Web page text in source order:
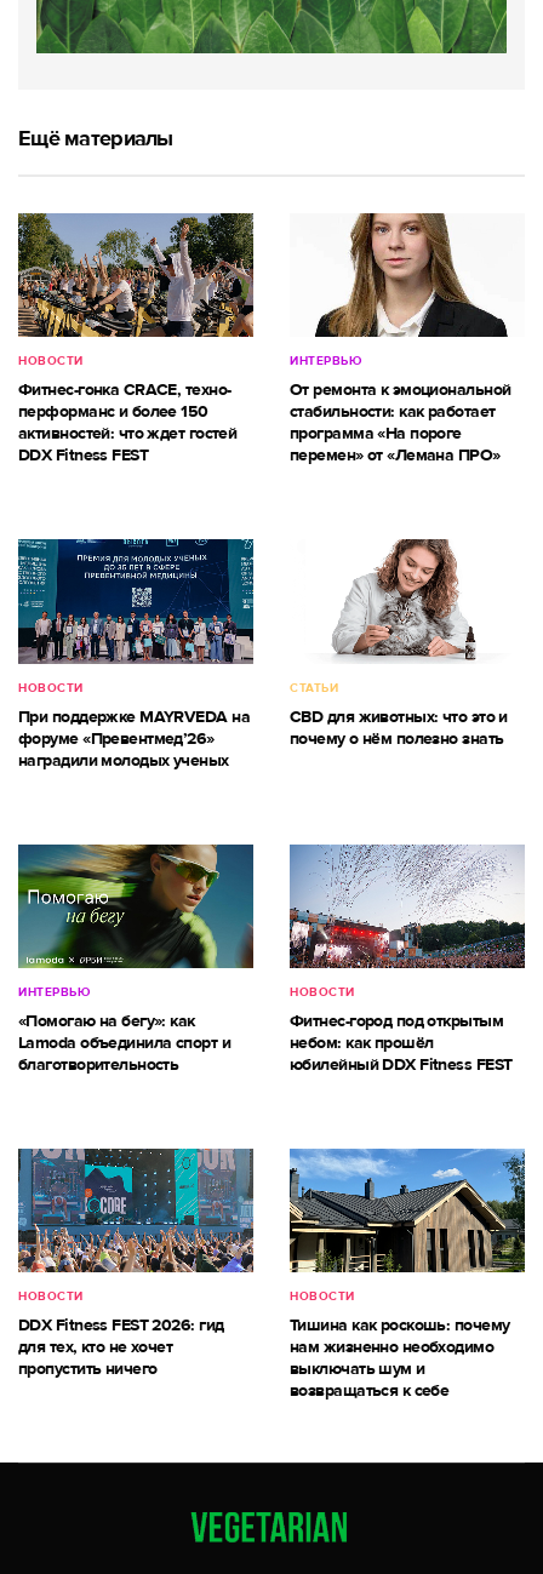
Ещё материалы
НОВОСТИ
Фитнес-гонка CRACE, техно-
перформанс и более 150
активностей: что ждет гостей
DDX Fitness FEST
ИНТЕРВЬЮ
От ремонта к эмоциональной
стабильности: как работает
программа «На пороге
перемен» от «Лемана ПРО»
НОВОСТИ
При поддержке MAYRVEDA на
форуме «Превентмед’26»
наградили молодых ученых
СТАТЬИ
CBD для животных: что это и
почему о нём полезно знать
ИНТЕРВЬЮ
«Помогаю на бегу»: как
Lamoda объединила спорт и
благотворительность
НОВОСТИ
Фитнес-город под открытым
небом: как прошёл
юбилейный DDX Fitness FEST
НОВОСТИ
DDX Fitness FEST 2026: гид
для тех, кто не хочет
пропустить ничего
НОВОСТИ
Тишина как роскошь: почему
нам жизненно необходимо
выключать шум и
возвращаться к себе